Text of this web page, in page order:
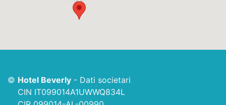
© Hotel Beverly - Dati societari
CIN IT099014A1UWWQ834L